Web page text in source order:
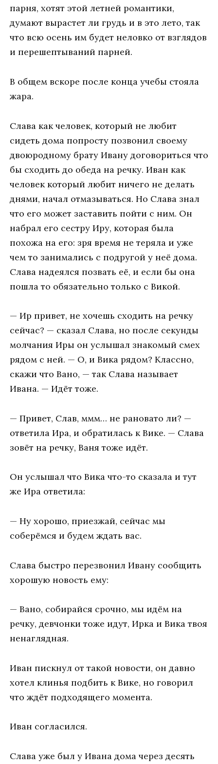
парня, хотят этой летней романтики,
думают вырастет ли грудь и в это лето, так
что всю осень им будет неловко от взглядов
и перешептываний парней.
В общем вскоре после конца учебы стояла
жара.
Слава как человек, который не любит
сидеть дома попросту позвонил своему
двоюродному брату Ивану договориться что
бы сходить до обеда на речку. Иван как
человек который любит ничего не делать
днями, начал отмазываться. Но Слава знал
что его может заставить пойти с ним. Он
набрал его сестру Иру, которая была
похожа на его: зря время не теряла и уже
чем то занимались с подругой у неё дома.
Слава надеялся позвать её, и если бы она
пошла то обязательно только с Викой.
— Ир привет, не хочешь сходить на речку
сейчас? — сказал Слава, но после секунды
молчания Иры он услышал знакомый смех
рядом с ней. — О, и Вика рядом? Классно,
скажи что Вано, — так Слава называет
Ивана. — Идёт тоже.
— Привет, Слав, ммм… не рановато ли? —
ответила Ира, и обратилась к Вике. — Слава
зовёт на речку, Ваня тоже идёт.
Он услышал что Вика что-то сказала и тут
же Ира ответила:
— Ну хорошо, приезжай, сейчас мы
соберёмся и будем ждать вас.
Слава быстро перезвонил Ивану сообщить
хорошую новость ему:
— Вано, собирайся срочно, мы идём на
речку, девчонки тоже идут, Ирка и Вика твоя
ненаглядная.
Иван пискнул от такой новости, он давно
хотел клинья подбить к Вике, но говорил
что ждёт подходящего момента.
Иван согласился.
Слава уже был у Ивана дома через десять